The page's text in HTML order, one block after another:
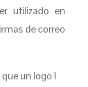
utilizado en
de correo
un logo !